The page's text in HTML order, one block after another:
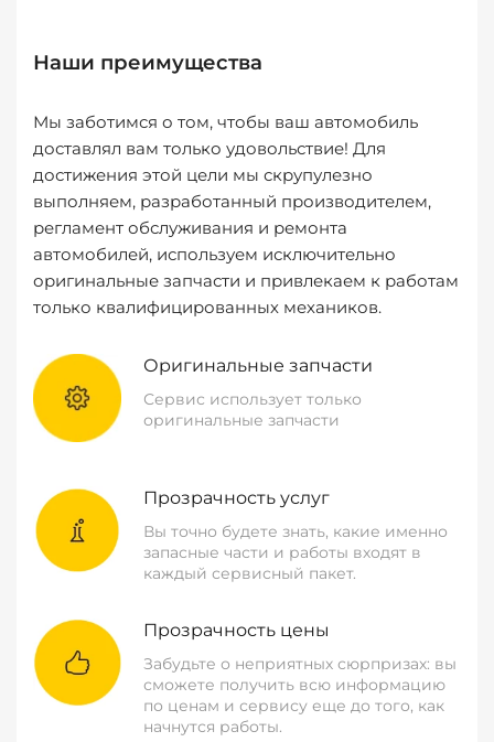
Наши преимущества
Мы заботимся о том, чтобы ваш автомобиль
доставлял вам только удовольствие! Для
достижения этой цели мы скрупулезно
выполняем, разработанный производителем,
регламент обслуживания и ремонта
автомобилей, используем исключительно
оригинальные запчасти и привлекаем к работам
только квалифицированных механиков.
Оригинальные запчасти
Сервис использует только
оригинальные запчасти
Прозрачность услуг
Вы точно будете знать, какие именно
запасные части и работы входят в
каждый сервисный пакет.
Прозрачность цены
Забудьте о неприятных сюрпризах: вы
сможете получить всю информацию
по ценам и сервису еще до того, как
начнутся работы.